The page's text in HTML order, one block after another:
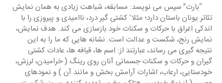
“بارت” سپس می نویسد: مسابقه، شباهت زیادی به همان نمایش
تئاتر یونان باستان دارد؛ مثلا ً کشتی گیر درد، ناامیدی و پیروزی را با
اندکی اغراق با حرکات و سکنات خود بازسازی می کند. هدف نمایش،
نمایش رنج، شکست و عدالت است. نشانه هایی که ما را به این
نتیجه گیری می رساند، عبارتند از: اسم ها، قیافه ها، عادات کشتی
گیران و حرکات و سکنات جسمانی آنان روی رینگ ( خرامیدن، لرزش،
خودستایی، ارعاب، اشارات آرامش بخش و مانند آن ) و نمودهای